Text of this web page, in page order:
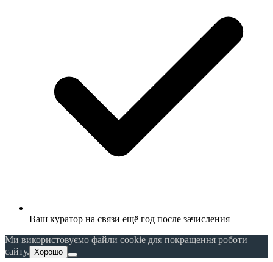
Ваш куратор на связи ещё год после зачисления
Ми використовуємо файли cookie для покращення роботи
сайту. Хорошо